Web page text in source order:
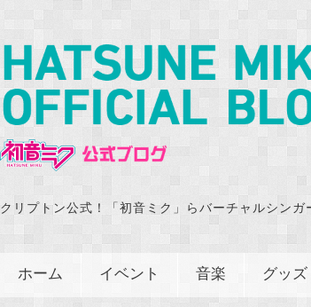
クリプトン公式！「初音ミク」らバーチャルシンガ
ホーム イベント 音楽 グッズ